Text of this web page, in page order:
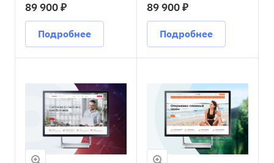
89 900 ₽
Подробнее
89 900 ₽
Подробнее